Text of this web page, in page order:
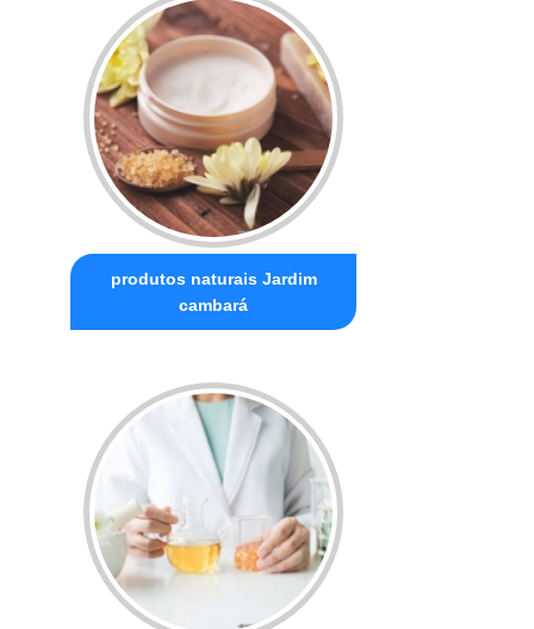
produtos naturais Jardim
cambará